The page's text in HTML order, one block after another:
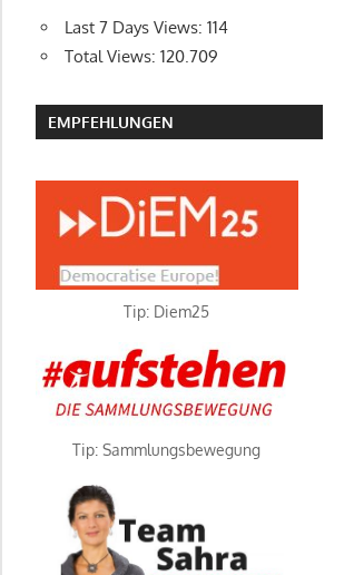
Last 7 Days Views: 114
Total Views: 120.709
EMPFEHLUNGEN
Tip: Diem25
Tip: Sammlungsbewegung